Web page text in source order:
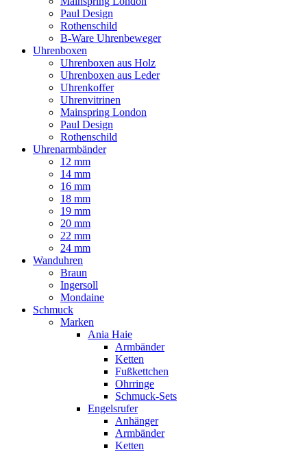
Paul Design
Rothenschild
B-Ware Uhrenbeweger
Uhrenboxen
Uhrenboxen aus Holz
Uhrenboxen aus Leder
Uhrenkoffer
Uhrenvitrinen
Mainspring London
Paul Design
Rothenschild
Uhrenarmbänder
12 mm
14 mm
16 mm
18 mm
19 mm
20 mm
22 mm
24 mm
Wanduhren
Braun
Ingersoll
Mondaine
Schmuck
Marken
Ania Haie
Armbänder
Ketten
Fußkettchen
Ohrringe
Schmuck-Sets
Engelsrufer
Anhänger
Armbänder
Ketten